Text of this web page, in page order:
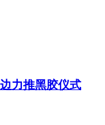
力推黑胶仪式